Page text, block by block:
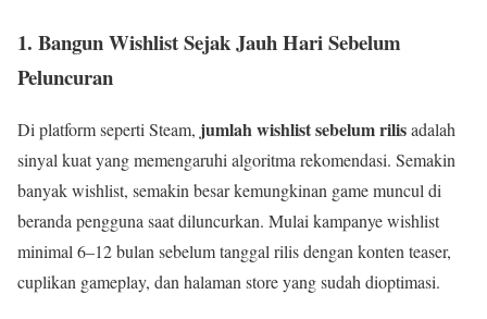
1. Bangun Wishlist Sejak Jauh Hari Sebelum
Peluncuran
Di platform seperti Steam, jumlah wishlist sebelum rilisadalah
sinyal kuat yang memengaruhi algoritma rekomendasi. Semakin
banyak wishlist, semakin besar kemungkinan game muncul di
beranda pengguna saat diluncurkan. Mulai kampanye wishlist
minimal 6–12 bulan sebelum tanggal rilis dengan konten teaser,
cuplikan gameplay, dan halaman store yang sudah dioptimasi.